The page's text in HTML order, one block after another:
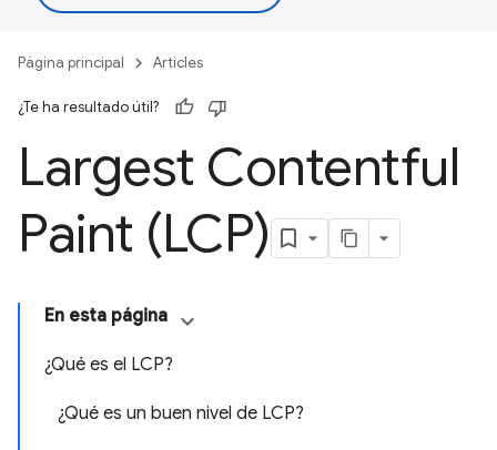
Página principal Articles
¿Te ha resultado útil?
Largest Contentful
Paint (LCP)
En esta página
¿Qué es el LCP?
¿Qué es un buen nivel de LCP?